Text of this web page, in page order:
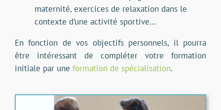
maternité, exercices de relaxation dans le
contexte d’une activité sportive…
En fonction de vos objectifs personnels, il pourra
être intéressant de compléter votre formation
initiale par une formation de spécialisation.